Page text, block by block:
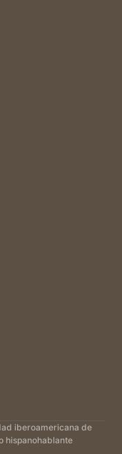
iberoamericana de
hispanohablante